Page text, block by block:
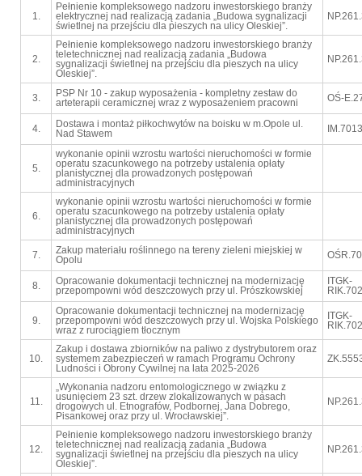
1.
Pełnienie kompleksowego nadzoru inwestorskiego branży
elektrycznej nad realizacją zadania „Budowa sygnalizacji
świetlnej na przejściu dla pieszych na ulicy Oleskiej”.
2.
Pełnienie kompleksowego nadzoru inwestorskiego branży
teletechnicznej nad realizacją zadania „Budowa
sygnalizacji świetlnej na przejściu dla pieszych na ulicy
Oleskiej”.
3.
PSP Nr 10 - zakup wyposażenia - kompletny zestaw do
arteterapii ceramicznej wraz z wyposażeniem pracowni
OŚ-
4.
Dostawa i montaż piłkochwytów na boisku w m.Opole ul.
Nad Stawem
5.
wykonanie opinii wzrostu wartości nieruchomości w formie
operatu szacunkowego na potrzeby ustalenia opłaty
planistycznej dla prowadzonych postępowań
administracyjnych
6.
wykonanie opinii wzrostu wartości nieruchomości w formie
operatu szacunkowego na potrzeby ustalenia opłaty
planistycznej dla prowadzonych postępowań
administracyjnych
7.
Zakup materiału roślinnego na tereny zieleni miejskiej w
Opolu
8.
Opracowanie dokumentacji technicznej na modernizację
przepompowni wód deszczowych przy ul. Prószkowskiej
ITGK-
9.
Opracowanie dokumentacji technicznej na modernizację
przepompowni wód deszczowych przy ul. Wojska Polskiego
wraz z rurociągiem tłocznym
ITGK-
10.
Zakup i dostawa zbiorników na paliwo z dystrybutorem oraz
systemem zabezpieczeń w ramach Programu Ochrony
Ludności i Obrony Cywilnej na lata 2025-2026
11.
„Wykonania nadzoru entomologicznego w związku z
usunięciem 23 szt. drzew zlokalizowanych w pasach
drogowych ul. Etnografów, Podbornej, Jana Dobrego,
Pisankowej oraz przy ul. Wrocławskiej”.
12.
Pełnienie kompleksowego nadzoru inwestorskiego branży
teletechnicznej nad realizacją zadania „Budowa
sygnalizacji świetlnej na przejściu dla pieszych na ulicy
Oleskiej”.